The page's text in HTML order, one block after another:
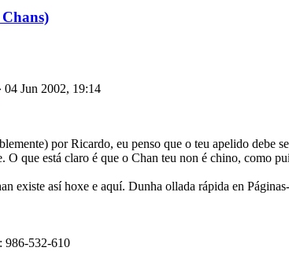
04 Jun 2002, 19:14
por Ricardo, eu penso que o teu apelido debe
O que está claro é que o Chan teu non é chino, como
existe así hoxe e aquí. Dunha ollada rápida en
986-532-610